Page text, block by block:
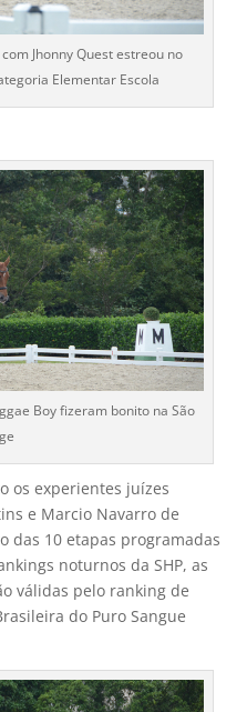
Jhonny Quest estreou no
Elementar Escola
Boy fizeram bonito na São
os experientes juízes
e Marcio Navarro de
das 10 etapas programadas
noturnos da SHP, as
válidas pelo ranking de
do Puro Sangue